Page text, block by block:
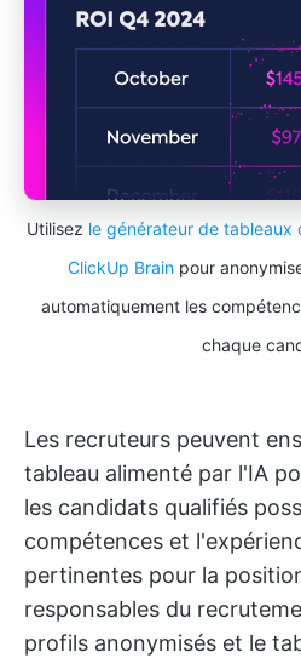
Utilisez le générateur de tableaux
ClickUp Brain pour
automatiquement les
chaque
Les recruteurs peuvent
tableau alimenté par l'IA
les candidats qualifiés
compétences et
pertinentes pour la
responsables du
profils anonymisés et le